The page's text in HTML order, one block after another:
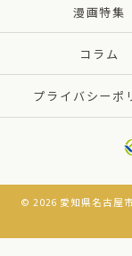
漫画特集
コラム
プライバシーポ
© 2026 愛知県名古屋